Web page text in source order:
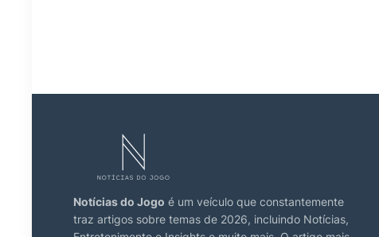
Notícias do Jogo é um veículo que constantemente
traz artigos sobre temas de 2026, incluindo Notícias,